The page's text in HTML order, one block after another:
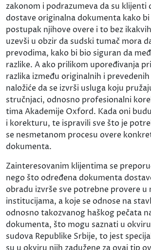
zakonom i podrazumeva da su klijenti
dostave originalna dokumenta kako
postupak njihove overe i to bez
uzevši u obzir da sudski tumač mora
prevodima, kako bi bio siguran da
razlike. A ako prilikom upoređivanja
razlika između originalnih i prevedenih
naložiće da se izvrši usluga koju
stručnjaci, odnosno profesionalni
tima Akademije Oxford. Kada oni
i korekturu, te ispravili sve što je
se nesmetanom procesu overe
dokumenta.
Zainteresovanim klijentima se
nego što određena dokumenta
obradu izvrše sve potrebne provere u
institucijama, a koje se odnose na
odnosno takozvanog haškog pečata
dokumenta, što mogu saznati u
sudova Republike Srbije, to jest
su u okviru njih zadužene za ovaj tip